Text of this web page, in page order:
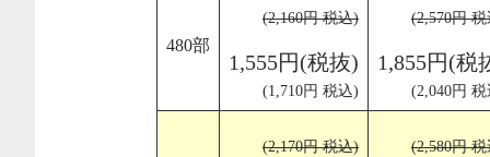
480部
(2,160円 税込)
1,555円(税抜)
(1,710円 税込)
(2,570円
1,855円(税
(2,040円
(2,170円 税込) (2,580円